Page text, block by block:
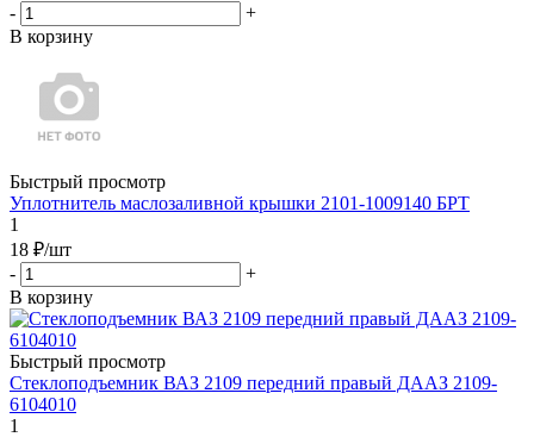
-
+
В корзину
Быстрый просмотр
Уплотнитель маслозаливной крышки 2101-1009140 БРТ
1
18 ₽/шт
-
+
В корзину
Быстрый просмотр
Стеклоподъемник ВАЗ 2109 передний правый ДААЗ 2109-
6104010
1